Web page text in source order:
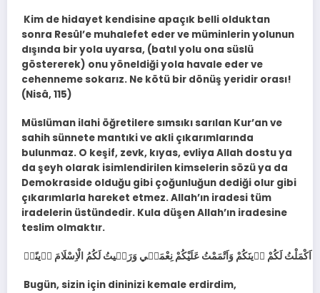
Kim de hidayet kendisine apaçık belli olduktan
sonra Resûl’e muhalefet eder ve müminlerin yolunun
dışında bir yola uyarsa, (batıl yolu ona süslü
göstererek) onu yöneldiği yola havale eder ve
cehenneme sokarız. Ne kötü bir dönüş yeridir orası!
(Nisâ, 115)
Müslüman ilahi öğretilere sımsıkı sarılan Kur’an ve
sahih sünnete mantıki ve akli çıkarımlarında
bulunmaz. O keşif, zevk, kıyas, evliya Allah dostu ya
da şeyh olarak isimlendirilen kimselerin sözü ya da
Demokraside olduğu gibi çoğunluğun dediği olur gibi
çıkarımlarla hareket etmez. Allah’ın iradesi tüm
iradelerin üstündedir. Kula düşen Allah’ın iradesine
teslim olmaktır.
اَكْمَلْتُ لَكُمْ د۪ينَكُمْ وَاَتْمَمْتُ عَلَيْكُمْ نِعْمَت۪ي وَرَض۪يتُ لَكُمُ الْاِسْلَامَ د۪ينًاۜ
Bugün, sizin için dininizi kemale erdirdim,